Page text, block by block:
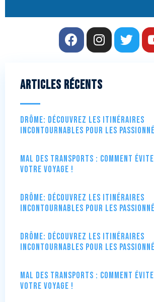
Articles récents
Drôme: Découvrez les itinéraires
incontournables pour les
Mal des transports : comment
votre voyage !
Drôme: Découvrez les itinéraires
incontournables pour les
Drôme: Découvrez les itinéraires
incontournables pour les
Mal des transports : comment
votre voyage !